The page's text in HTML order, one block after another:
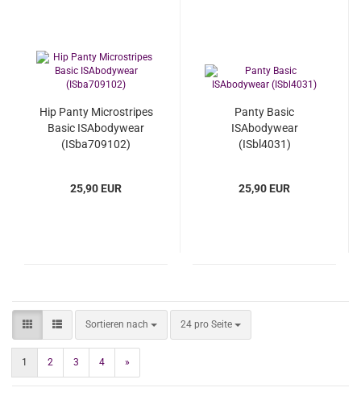
Hip Panty Microstripes
Basic ISAbodywear
(ISba709102)
25,90 EUR
Panty Basic
ISAbodywear
(ISbl4031)
25,90 EUR
Sortieren nach
Sortieren nach 24 pro Seite
pro Seite
1 2 3 4 »